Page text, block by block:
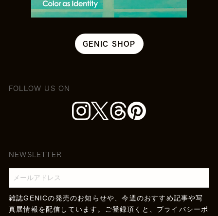
GENIC SHOP
FOLLOW US ON
NEWSLETTER
雑誌GENICの発売のお知らせや、今週のおすすめ記事や写
真展情報を配信しています。ご登録頂くと、 プライバシーポ